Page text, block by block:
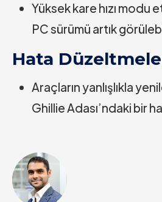
Yüksek kare hızı
PC sürümü artık
Hata
Araçların yanlışlıkla
Ghillie Adası’ndaki bir